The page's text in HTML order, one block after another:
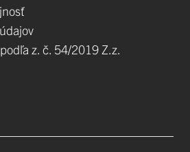
z. č. 54/2019 Z.z.